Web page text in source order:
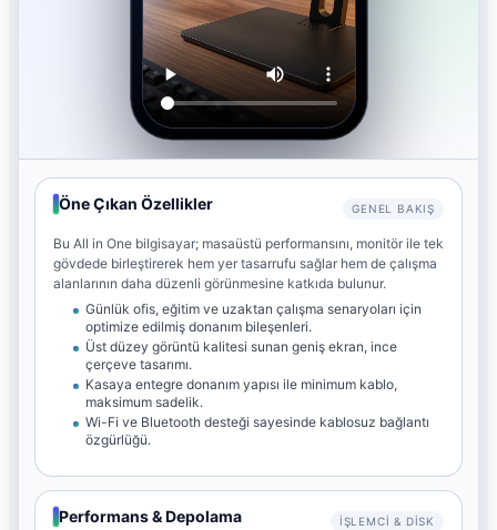
Öne Çıkan Özellikler GENEL BAKIŞ
Bu All in One bilgisayar; masaüstü performansını, monitör ile tek
gövdede birleştirerek hem yer tasarrufu sağlar hem de çalışma
alanlarının daha düzenli görünmesine katkıda bulunur.
Günlük ofis, eğitim ve uzaktan çalışma senaryoları için
optimize edilmiş donanım bileşenleri.
Üst düzey görüntü kalitesi sunan geniş ekran, ince
çerçeve tasarımı.
Kasaya entegre donanım yapısı ile minimum kablo,
maksimum sadelik.
Wi-Fi ve Bluetooth desteği sayesinde kablosuz bağlantı
özgürlüğü.
Performans & Depolama İŞLEMCI & DISK